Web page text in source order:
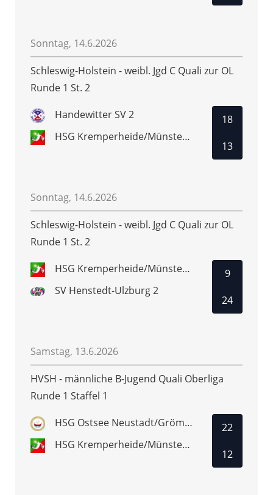
Sonntag, 14.6.2026
Schleswig-Holstein - weibl. Jgd C Quali zur OL
Runde 1 St. 2
Handewitter SV 2
HSG Kremperheide/Münsterdorf
18
13
Sonntag, 14.6.2026
Schleswig-Holstein - weibl. Jgd C Quali zur OL
Runde 1 St. 2
HSG Kremperheide/Münsterdorf
SV Henstedt-Ulzburg 2
9
24
Samstag, 13.6.2026
HVSH - männliche B-Jugend Quali Oberliga
Runde 1 Staffel 1
HSG Ostsee Neustadt/Grömitz
HSG Kremperheide/Münsterdorf
22
12